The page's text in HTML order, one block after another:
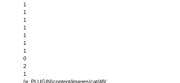
1
1
1
1
1
1
1
0
2
1
{e_PLUGIN}content/images/cat/48/